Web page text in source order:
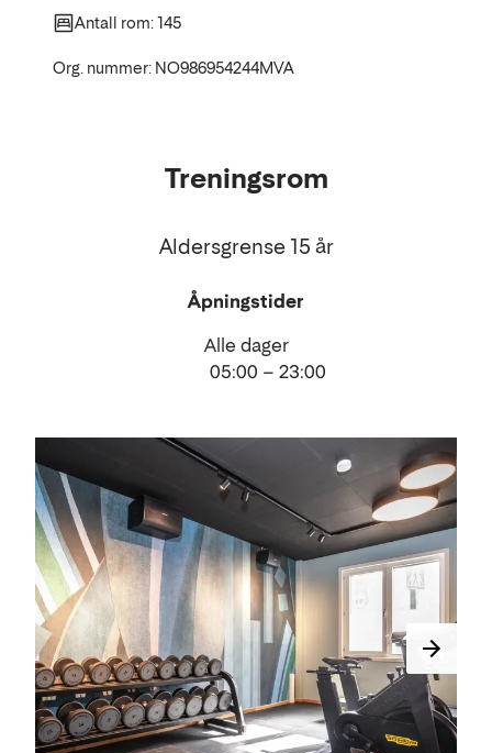
Antall rom: 145
Org. nummer: NO986954244MVA
Treningsrom
Aldersgrense 15 år
Åpningstider
Alle dager
05:00 – 23:00